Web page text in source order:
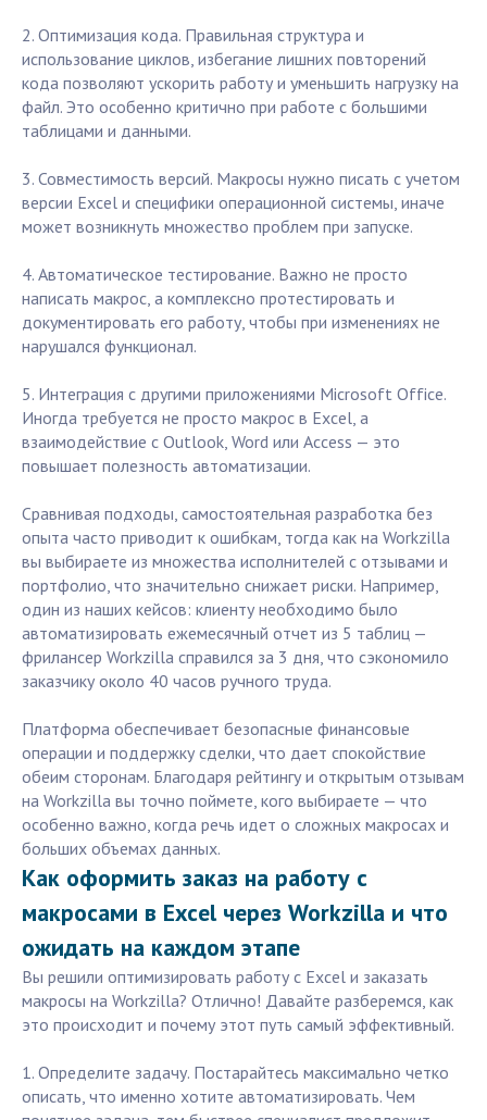
2. Оптимизация кода. Правильная структура и
использование циклов, избегание лишних повторений
кода позволяют ускорить работу и уменьшить нагрузку на
файл. Это особенно критично при работе с большими
таблицами и данными.
3. Совместимость версий. Макросы нужно писать с учетом
версии Excel и специфики операционной системы, иначе
может возникнуть множество проблем при запуске.
4. Автоматическое тестирование. Важно не просто
написать макрос, а комплексно протестировать и
документировать его работу, чтобы при изменениях не
нарушался функционал.
5. Интеграция с другими приложениями Microsoft Office.
Иногда требуется не просто макрос в Excel, а
взаимодействие с Outlook, Word или Access — это
повышает полезность автоматизации.
Сравнивая подходы, самостоятельная разработка без
опыта часто приводит к ошибкам, тогда как на Workzilla
вы выбираете из множества исполнителей с отзывами и
портфолио, что значительно снижает риски. Например,
один из наших кейсов: клиенту необходимо было
автоматизировать ежемесячный отчет из 5 таблиц —
фрилансер Workzilla справился за 3 дня, что сэкономило
заказчику около 40 часов ручного труда.
Платформа обеспечивает безопасные финансовые
операции и поддержку сделки, что дает спокойствие
обеим сторонам. Благодаря рейтингу и открытым отзывам
на Workzilla вы точно поймете, кого выбираете — что
особенно важно, когда речь идет о сложных макросах и
больших объемах данных.
Как оформить заказ на работу с
макросами в Excel через Workzilla и что
ожидать на каждом этапе
Вы решили оптимизировать работу с Excel и заказать
макросы на Workzilla? Отлично! Давайте разберемся, как
это происходит и почему этот путь самый эффективный.
1. Определите задачу. Постарайтесь максимально четко
описать, что именно хотите автоматизировать. Чем